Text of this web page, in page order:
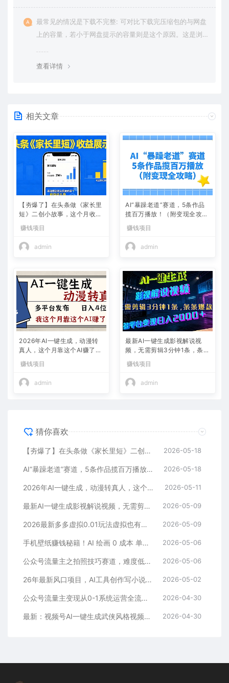
最常见的情况是下载不完整: 可对比下载完压缩包的与网盘
上的容量，若小于网盘提示的容量则是这个原因。这是浏
查看详情
相关文章
【夯爆了】在头条做《家长里
短》二创小故事，这个月收益
2w+
赚钱项目
admin
AI“暴躁老道”赛道，5条作品
揽百万播放！（附变现全攻
略）
赚钱项目
admin
2026年AI一键生成，动漫转
真人，这个月靠这个AI赚了2
赚钱项目
admin
最新AI一键生成影视解说视
频，无需剪辑3分钟1条，条条
+
赚钱项目
admin
猜你喜欢
【夯爆了】在头条做《家长里短》二创小故事，这个月收益2w+ 2026-05-18
AI“暴躁老道”赛道，5条作品揽百万播放！（附变现全攻略） 2026-05-18
2026年AI一键生成，动漫转真人，这个月靠这个AI赚了2W+ 2026-05-11
最新AI一键生成影视解说视频，无需剪辑3分钟1条，条条爆款，多平台变现日入2000+ 2026-05-09
2026最新多多虚拟0.01玩法虚拟也有新门路轻松日入2500! 2026-05-09
手机壁纸赚钱秘籍！AI 绘画 0 成本 单店狂销 3.8 万单 2026-05-06
公众号流量主之拍照技巧赛道，难度低+流量大，起号第一篇就爆了10w阅读！ 2026-05-06
26年最新风口项目，AI工具创作写小说，轻松实现日入1000+ 2026-05-02
公众号流量主变现从0-1系统运营全流程讲解！ 2026-04-30
最新：视频号AI一键生成武侠风格视频，狂撸视频号分成收益，学完轻松日入1000+ 2026-04-30